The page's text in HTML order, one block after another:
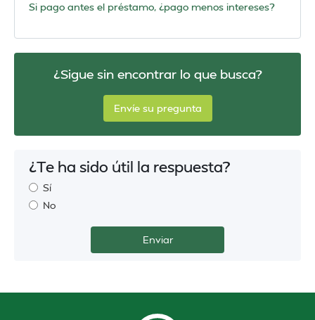
Si pago antes el préstamo, ¿pago menos intereses?
¿Sigue sin encontrar lo que busca?
Envíe su pregunta
¿Te ha sido útil la respuesta?
Sí
No